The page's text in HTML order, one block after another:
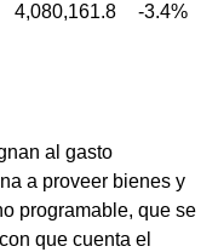
4,080,161.8 -3.4%
al gasto
a proveer bienes y
programable, que se
que cuenta el